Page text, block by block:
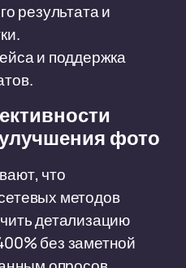
результата и
и поддержка
фото
что
методов
детализацию
без заметной